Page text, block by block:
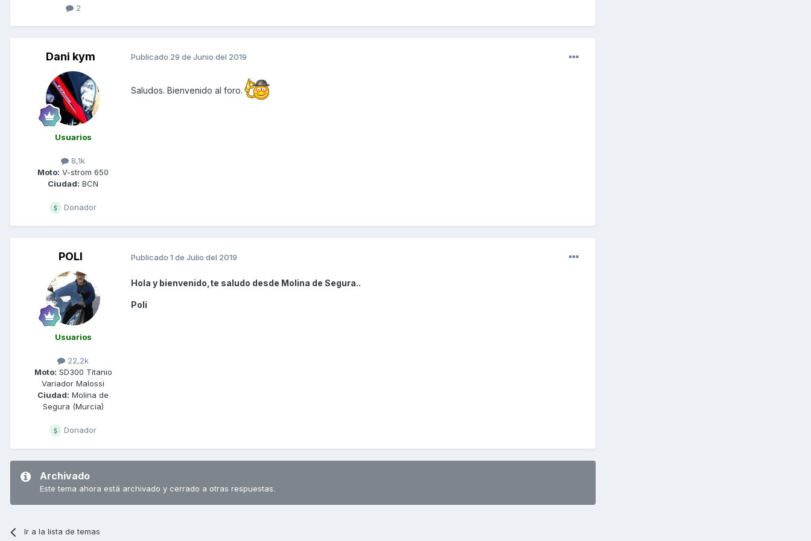
2
Dani kym
Usuarios
8,1k
Moto: V-strom 650
Ciudad: BCN
Donador
Publicado 29 de Junio del 2019
Saludos. Bienvenido al foro.
POLI
Usuarios
22,2k
Moto: SD300 Titanio
Variador Malossi
Ciudad: Molina de
Segura (Murcia)
Donador
Publicado 1 de Julio del 2019
Hola y bienvenido,te saludo desde Molina de Segura..
Poli
Archivado
Este tema ahora está archivado y cerrado a otras respuestas.
Ir a la lista de temas